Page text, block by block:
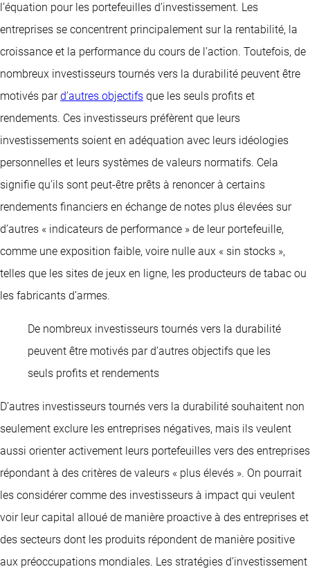
l’équation pour les portefeuilles d’investissement. Les
entreprises se concentrent principalement sur la rentabilité, la
croissance et la performance du cours de l’action. Toutefois, de
nombreux investisseurs tournés vers la durabilité peuvent être
motivés pard’autres objectifs que les seuls profits et
rendements. Ces investisseurs préfèrent que leurs
investissements soient en adéquation avec leurs idéologies
personnelles et leurs systèmes de valeurs normatifs. Cela
signifie qu’ils sont peut-être prêts à renoncer à certains
rendements financiers en échange de notes plus élevées sur
d’autres « indicateurs de performance » de leur portefeuille,
comme une exposition faible, voire nulle aux « sin stocks »,
telles que les sites de jeux en ligne, les producteurs de tabac ou
les fabricants d’armes.
De nombreux investisseurs tournés vers la durabilité
peuvent être motivés par d’autres objectifs que les
seuls profits et rendements
D’autres investisseurs tournés vers la durabilité souhaitent non
seulement exclure les entreprises négatives, mais ils veulent
aussi orienter activement leurs portefeuilles vers des entreprises
répondant à des critères de valeurs « plus élevés ». On pourrait
les considérer comme des investisseurs à impact qui veulent
voir leur capital alloué de manière proactive à des entreprises et
des secteurs dont les produits répondent de manière positive
aux préoccupations mondiales. Les stratégies d’investissement